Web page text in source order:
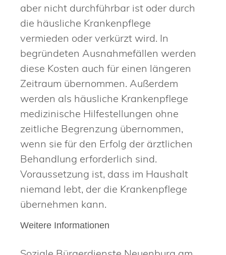
aber nicht durchführbar ist oder durch
die häusliche Krankenpflege
vermieden oder verkürzt wird. In
begründeten Ausnahmefällen werden
diese Kosten auch für einen längeren
Zeitraum übernommen. Außerdem
werden als häusliche Krankenpflege
medizinische Hilfestellungen ohne
zeitliche Begrenzung übernommen,
wenn sie für den Erfolg der ärztlichen
Behandlung erforderlich sind.
Voraussetzung ist, dass im Haushalt
niemand lebt, der die Krankenpflege
übernehmen kann.
Weitere Informationen